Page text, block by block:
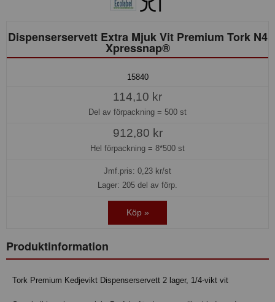
Dispenserservett Extra Mjuk Vit Premium Tork N4
Xpressnap®
15840
114,10 kr
Del av förpackning = 500 st
912,80 kr
Hel förpackning = 8*500 st
Jmf.pris: 0,23 kr/st
Lager: 205 del av förp.
Köp »
Produktinformation
Tork Premium Kedjevikt Dispenserservett 2 lager, 1/4-vikt vit